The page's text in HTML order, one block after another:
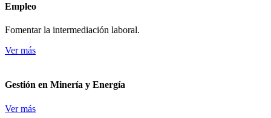
Empleo
Fomentar la intermediación laboral.
Ver más
Gestión en Minería y Energía
Ver más